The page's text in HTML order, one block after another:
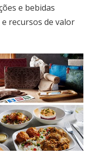
e bebidas
recursos de valor